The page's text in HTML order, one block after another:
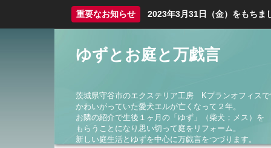
重要なお知らせ 2023年3月31日（金）をもちま
ゆずとお庭と万戯言
茨城県守谷市のエクステリア工房 Kプランオフィスで
かわいがっていた愛犬エルが亡くなって２年。
お隣の紹介で生後１ヶ月の「ゆず」（柴犬；メス）を
もらうことになり思い切って庭をリフォーム。
新しい庭生活とゆずを中心に万戯言をつづります。